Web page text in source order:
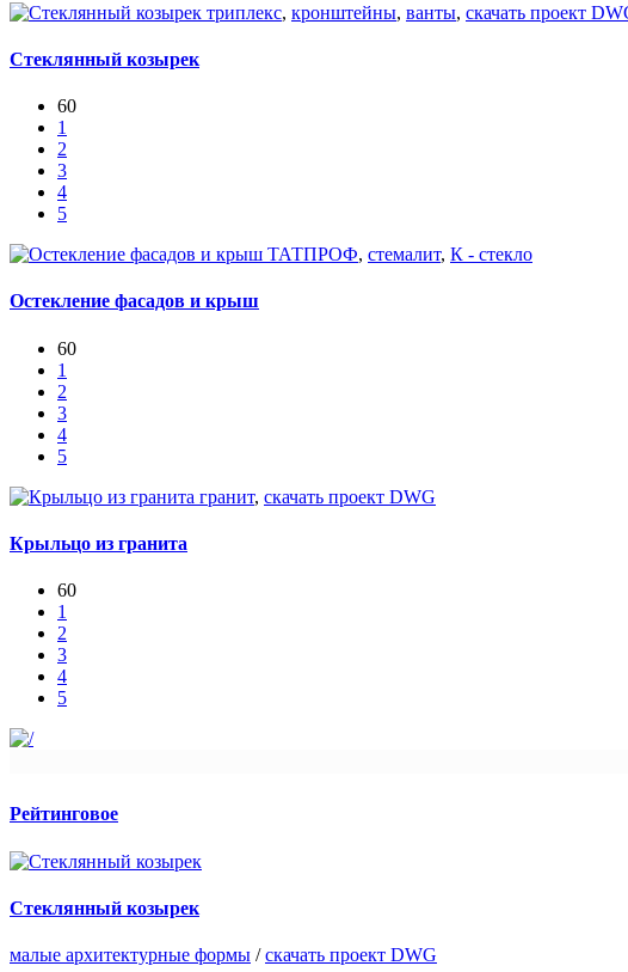
триплекс, кронштейны, ванты, скачать проект
Стеклянный козырек
60
1
2
3
4
5
ТАТПРОФ, стемалит, К - стекло
Остекление фасадов и крыш
60
1
2
3
4
5
гранит, скачать проект DWG
Крыльцо из гранита
60
1
2
3
4
5
Рейтинговое
Стеклянный козырек
малые архитектурные формы /скачать проект DWG